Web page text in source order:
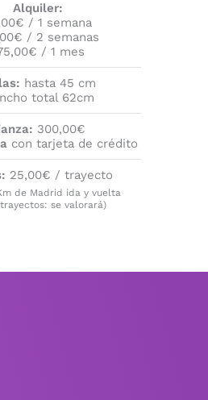
Alquiler:
/ 1 semana
/ 2 semanas
/ 1 mes
hasta 45 cm
total 62cm
300,00€
con tarjeta de crédito
25,00€ / trayecto
de Madrid ida y vuelta
se valorará)